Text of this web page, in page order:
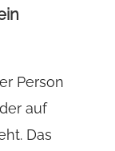
Person
auf
Das